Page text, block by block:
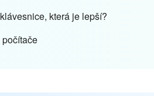
která je lepší?